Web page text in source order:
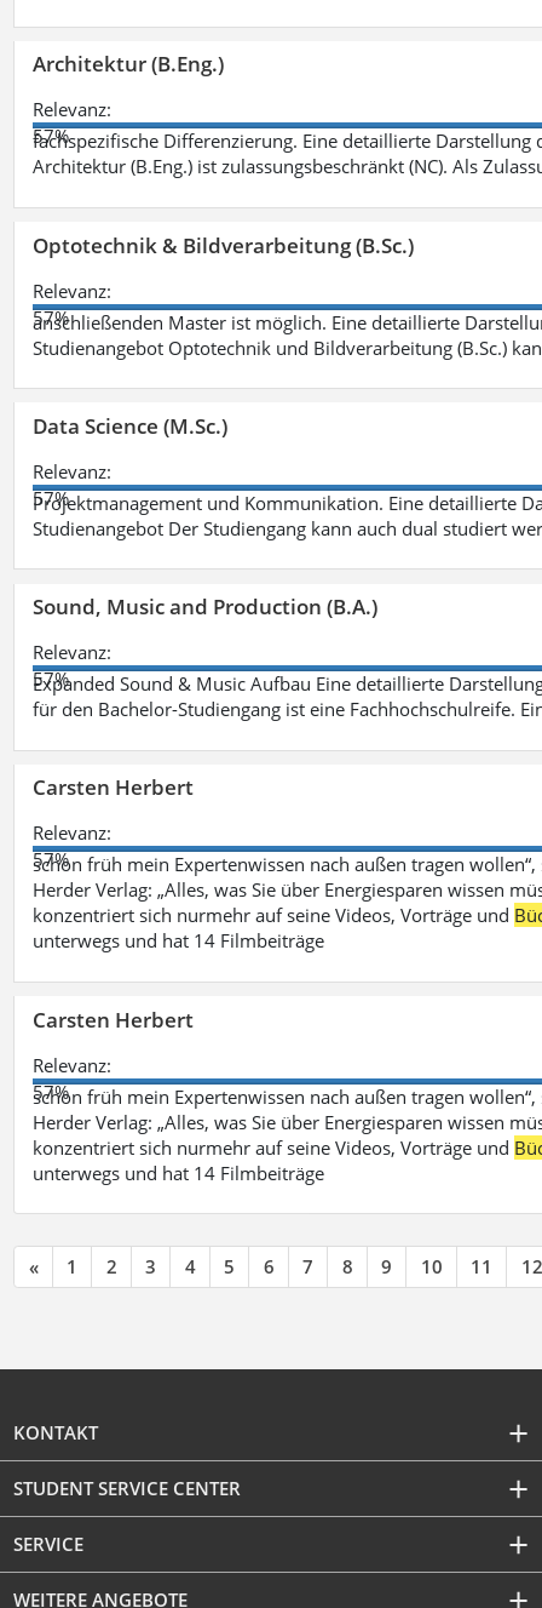
Architektur (B.Eng.)
Relevanz:
57%
fachspezifische Differenzierung. Eine detaillierte
Architektur (B.Eng.) ist zulassungsbeschränkt (NC). Als
Optotechnik & Bildverarbeitung (B.Sc.)
Relevanz:
57%
anschließenden Master ist möglich. Eine detaillierte
Studienangebot Optotechnik und Bildverarbeitung (B.Sc.)
Data Science (M.Sc.)
Relevanz:
57%
Projektmanagement und Kommunikation. Eine detaillierte
Studienangebot Der Studiengang kann auch dual studiert
Sound, Music and Production (B.A.)
Relevanz:
57%
Expanded Sound & Music Aufbau Eine detaillierte
für den Bachelor-Studiengang ist eine Fachhochschulreife.
Carsten Herbert
Relevanz:
57%
schon früh mein Expertenwissen nach außen tragen
Herder Verlag: „Alles, was Sie über Energiesparen wissen
konzentriert sich nurmehr auf seine Videos, Vorträge und
unterwegs und hat 14 Filmbeiträge
Carsten Herbert
Relevanz:
57%
schon früh mein Expertenwissen nach außen tragen
Herder Verlag: „Alles, was Sie über Energiesparen wissen
konzentriert sich nurmehr auf seine Videos, Vorträge und
unterwegs und hat 14 Filmbeiträge
« 1 2 3 4 5 6 7 8 9 10 11 12
KONTAKT
STUDENT SERVICE CENTER
SERVICE
WEITERE ANGEBOTE